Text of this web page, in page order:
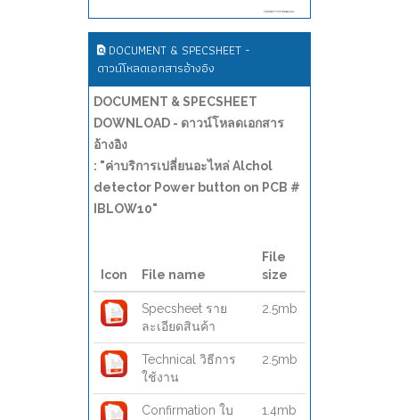
DOCUMENT & SPECSHEET -
ดาวน์โหลดเอกสารอ้างอิง
DOCUMENT & SPECSHEET
DOWNLOAD - ดาวน์โหลดเอกสาร
อ้างอิง
: "ค่าบริการเปลี่ยนอะไหล่ Alchol
detector Power button on PCB #
IBLOW10"
Icon File name
File
size
Specsheet ราย
ละเอียดสินค้า
2.5mb
Technical วิธีการ
ใช้งาน
2.5mb
Confirmation ใบ
1.4mb